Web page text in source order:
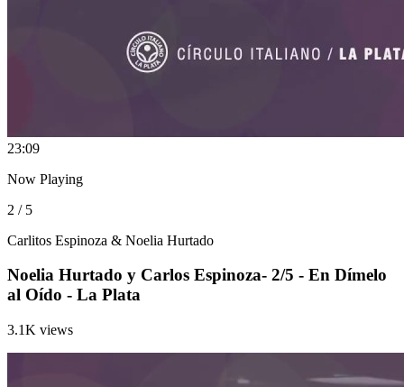
23:09
Now Playing
2 / 5
Carlitos Espinoza & Noelia Hurtado
Noelia Hurtado y Carlos Espinoza- 2/5 - En Dímelo
al Oído - La Plata
3.1K views